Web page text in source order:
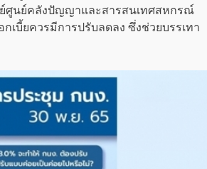
ศูนย์คลังปัญญาและสารสนเทศสหกรณ์
บี้ยควรมีการปรับลดลง ซึ่งช่วยบรรเทา